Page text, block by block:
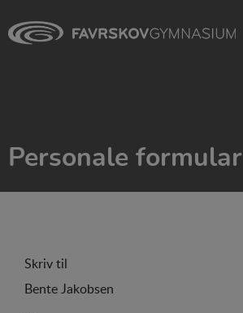
Personale formular
Skriv til
Bente Jakobsen